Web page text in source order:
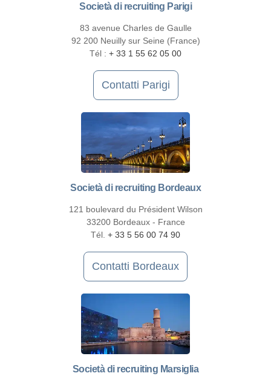
Società di recruiting Parigi
83 avenue Charles de Gaulle
92 200 Neuilly sur Seine (France)
Tél : + 33 1 55 62 05 00
Contatti Parigi
Società di recruiting Bordeaux
121 boulevard du Président Wilson
33200 Bordeaux - France
Tél. + 33 5 56 00 74 90
Contatti Bordeaux
Società di recruiting Marsiglia